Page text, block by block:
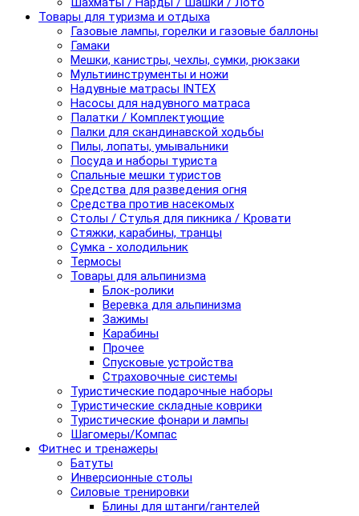
Товары для туризма и отдыха
Газовые лампы, горелки и газовые баллоны
Гамаки
Мешки, канистры, чехлы, сумки, рюкзаки
Мультиинструменты и ножи
Надувные матрасы INTEX
Насосы для надувного матраса
Палатки / Комплектующие
Палки для скандинавской ходьбы
Пилы, лопаты, умывальники
Посуда и наборы туриста
Спальные мешки туристов
Средства для разведения огня
Средства против насекомых
Столы / Стулья для пикника / Кровати
Стяжки, карабины, транцы
Сумка - холодильник
Термосы
Товары для альпинизма
Блок-ролики
Веревка для альпинизма
Зажимы
Карабины
Прочее
Спусковые устройства
Страховочные системы
Туристические подарочные наборы
Туристические складные коврики
Туристические фонари и лампы
Шагомеры/Компас
Фитнес и тренажеры
Батуты
Инверсионные столы
Силовые тренировки
Блины для штанги/гантелей